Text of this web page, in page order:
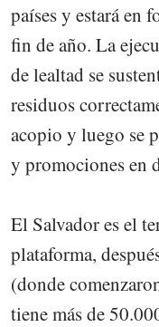
países y estará en
fin de año. La
de lealtad se
residuos
acopio y luego se
y promociones en
El Salvador es el
plataforma,
(donde
tiene más de